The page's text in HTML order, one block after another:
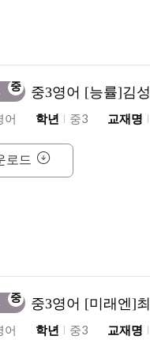
중 중3영어 [능률]김
어 학년 중3 교재명
로드
중 중3영어 [미래엔]
어 학년 중3 교재명